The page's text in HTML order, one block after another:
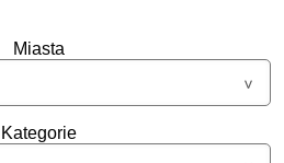
Miasta
Kategorie